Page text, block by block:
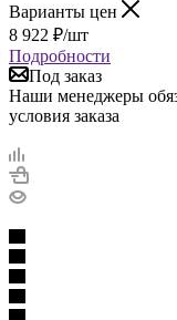
Варианты цен
8 922 ₽/шт
Подробности
Под заказ
Наши менеджеры
условия заказа